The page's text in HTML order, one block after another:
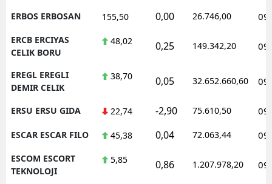
ERBOS ERBOSAN 155,50 0,00 26.746,00
ERCB ERCIYAS
CELIK BORU
48,02 0,25 149.342,20
EREGL EREGLI
DEMIR CELIK
38,70 0,05 32.652.660,60
ERSU ERSU GIDA 22,74 -2,90 75.610,50
ESCAR ESCAR FILO 45,38 0,04 72.063,44
ESCOM ESCORT
TEKNOLOJI
5,85 0,86 1.207.978,20